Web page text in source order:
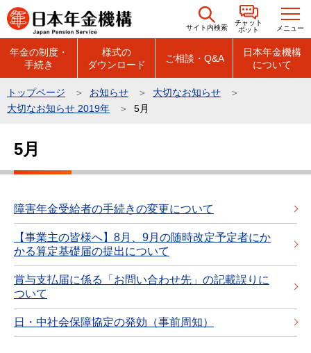
こ
の
す
サイト内検索
チャット
ボット
メニュー
年金の制度・
手続き
様式の
ダウンロード
ご相談・Q&A
日本年金機構
について
トップページ お知らせ
大切なお知らせ
大切なお知らせ 2019年
5月
こ
5月
障害年金受給者の手続きの変更について
【事業主の皆様へ】8月、9月の随時改定予定者にか
かる算定基礎届の提出について
賞与支払届に係る「お問い合わせ先」の記載誤りに
ついて
日・中社会保障協定の発効（事前周知）